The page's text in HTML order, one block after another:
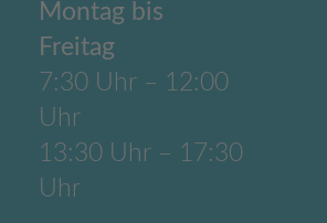
Montag bis
Freitag
7:30 Uhr – 12:00
Uhr
13:30 Uhr – 17:30
Uhr